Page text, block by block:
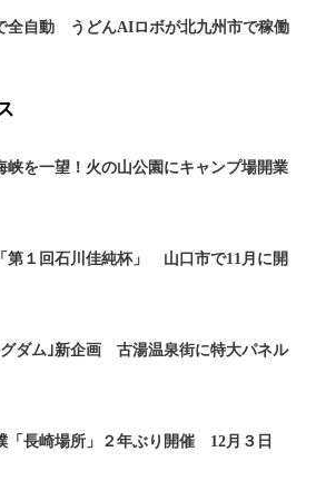
全自動 うどんAIロボが北九州市で稼働
峡を一望！火の山公園にキャンプ場開業
第１回石川佳純杯」 山口市で11月に開
グダム｣新企画 古湯温泉街に特大パネル
「長崎場所」２年ぶり開催 12月３日